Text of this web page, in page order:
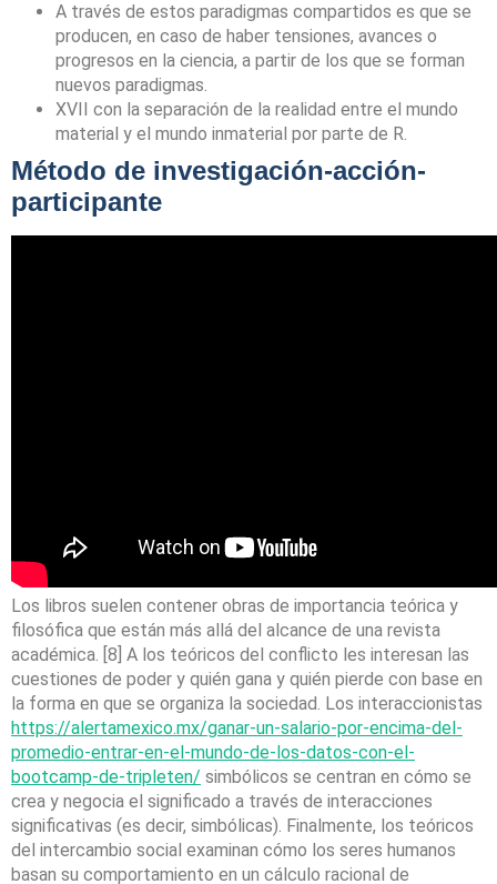
A través de estos paradigmas compartidos es que se
producen, en caso de haber tensiones, avances o
progresos en la ciencia, a partir de los que se forman
nuevos paradigmas.
XVII con la separación de la realidad entre el mundo
material y el mundo inmaterial por parte de R.
Método de investigación-acción-
participante
Los libros suelen contener obras de importancia teórica y
filosófica que están más allá del alcance de una revista
académica. [8] A los teóricos del conflicto les interesan las
cuestiones de poder y quién gana y quién pierde con base en
la forma en que se organiza la sociedad. Los interaccionistas
https://alertamexico.mx/ganar-un-salario-por-encima-del-
promedio-entrar-en-el-mundo-de-los-datos-con-el-
bootcamp-de-tripleten/ simbólicos se centran en cómo se
crea y negocia el significado a través de interacciones
significativas (es decir, simbólicas). Finalmente, los teóricos
del intercambio social examinan cómo los seres humanos
basan su comportamiento en un cálculo racional de